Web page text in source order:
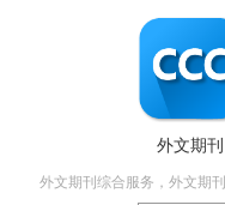
外文期刊
外文期刊综合服务，外文期